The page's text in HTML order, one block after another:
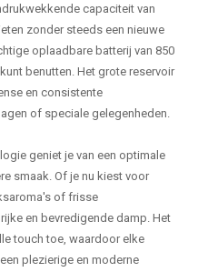
capaciteit van
zonder steeds een nieuwe
oplaadbare batterij van 850
benutten. Het grote reservoir
en consistente
of speciale gelegenheden.
geniet je van een optimale
smaak. Of je nu kiest voor
of frisse
en bevredigende damp. Het
touch toe, waardoor elke
plezierige en moderne